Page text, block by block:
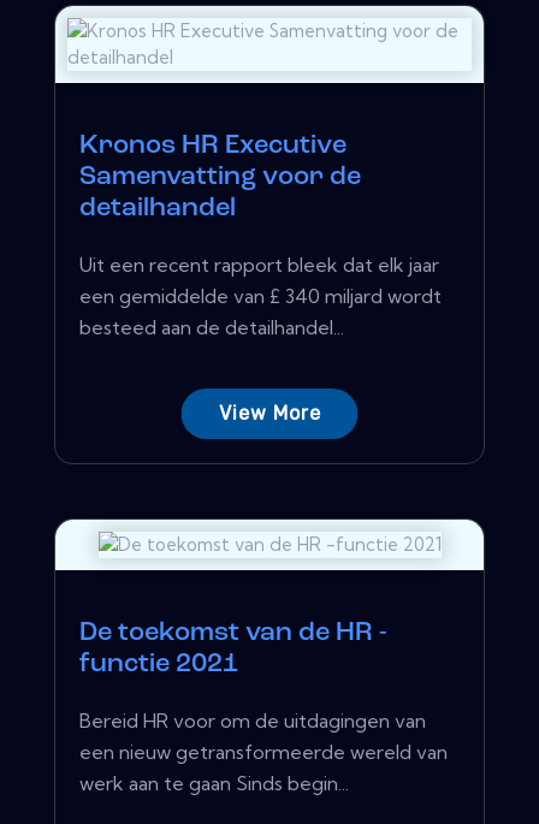
Kronos HR Executive
Samenvatting voor de
detailhandel
Uit een recent rapport bleek dat elk jaar
een gemiddelde van £ 340 miljard wordt
besteed aan de detailhandel...
View More
De toekomst van de HR -
functie 2021
Bereid HR voor om de uitdagingen van
een nieuw getransformeerde wereld van
werk aan te gaan Sinds begin...